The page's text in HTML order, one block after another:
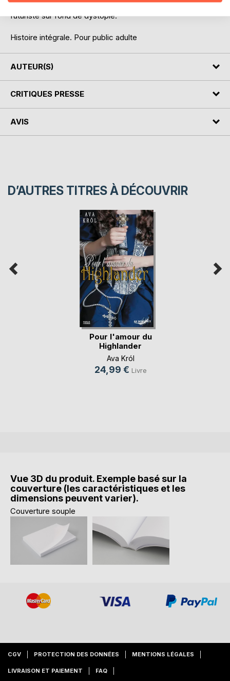
Król en autoédition, Forbidden Desire, une romance
futuriste sur fond de dystopie.
Histoire intégrale. Pour public adulte
AUTEUR(S)
CRITIQUES PRESSE
AVIS
D’AUTRES TITRES À DÉCOUVRIR
Pour l'amour du
Highlander
Ava Król
24,99 € Livre
Vue 3D du produit. Exemple basé sur la
couverture (les caractéristiques et les
dimensions peuvent varier).
Couverture souple
CGV PROTECTION DES DONNÉES MENTIONS LÉGALES
LIVRAISON ET PAIEMENT FAQ